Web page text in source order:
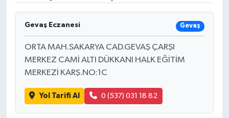
Gevaş Eczanesi Gevaş
ORTA MAH.SAKARYA CAD.GEVAŞ ÇARŞI
MERKEZ CAMİ ALTI DÜKKANI HALK EĞİTİM
MERKEZİ KARŞ.NO:1C
Yol Tarifi Al 0 (537) 031 18 82